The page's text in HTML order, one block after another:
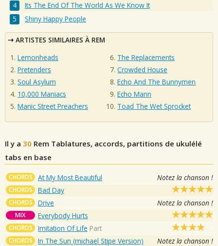
Its The End Of The World As We Know It
Shiny Happy People
ARTISTES SIMILAIRES À REM
Lemonheads
Pretenders
Soul Asylum
10,000 Maniacs
Manic Street Preachers
The Replacements
Crowded House
Echo And The Bunnymen
Echo Mann
Toad The Wet Sprocket
Il y a 30 Rem Tablatures, accords, partitions de ukulélé
tabs en base
CHORDS At My Most Beautiful Notez la chanson !
CHORDS Bad Day
CHORDS Drive Notez la chanson !
MIX Everybody Hurts
CHORDS Imitation Of Life Part
CHORDS In The Sun (michael Stipe Version) Notez la chanson !